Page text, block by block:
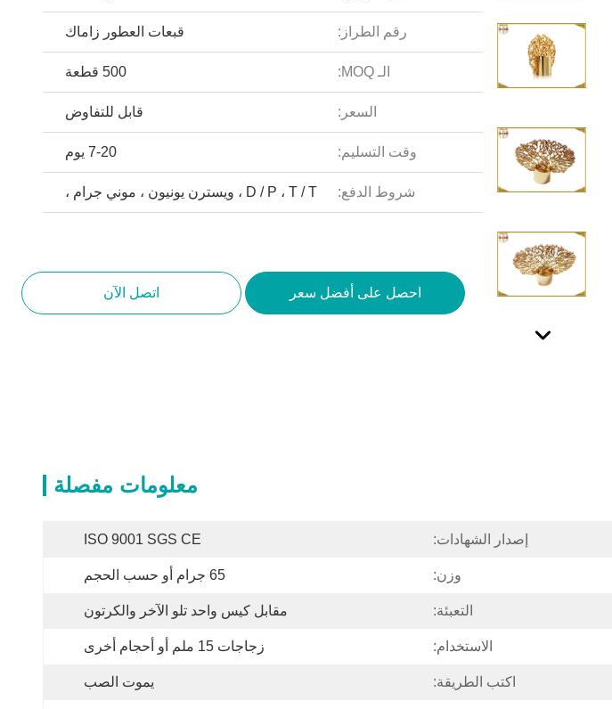
رقم الطراز: قبعات العطور زاماك
الـ MOQ: 500 قطعة
السعر: قابل للتفاوض
وقت التسليم: 7-20 يوم
شروط الدفع: D / P ، T / T ، ويسترن يونيون ، موني جرام ،
احصل على أفضل سعر اتصل الآن
معلومات مفصلة
إصدار الشهادات: ISO 9001 SGS CE
وزن: 65 جرام أو حسب الحجم
التعبئة: مقابل كيس واحد تلو الآخر والكرتون
الاستخدام: زجاجات 15 ملم أو أحجام أخرى
اكتب الطريقة: يموت الصب